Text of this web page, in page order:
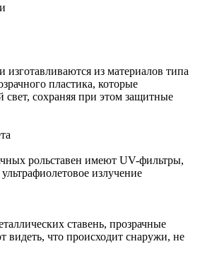
изготавливаются из материалов типа
пластика, которые
сохраняя при этом защитные
рольставен имеют UV-фильтры,
излучение
ставень, прозрачные
видеть, что происходит снаружи, не